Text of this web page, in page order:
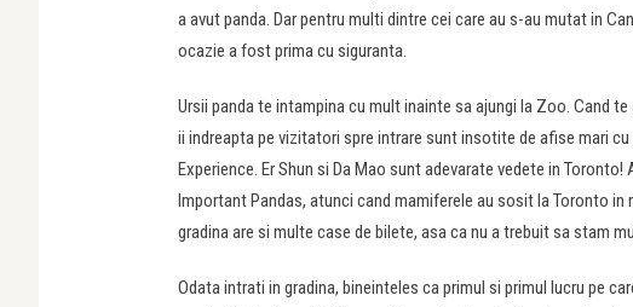
a avut panda. Dar pentru multi dintre cei care au s-au mutat in
ocazie a fost prima cu siguranta.
Ursii panda te intampina cu mult inainte sa ajungi la Zoo. Cand
ii indreapta pe vizitatori spre intrare sunt insotite de afise mari
Experience. Er Shun si Da Mao sunt adevarate vedete in
Important Pandas, atunci cand mamiferele au sosit la Toronto in
gradina are si multe case de bilete, asa ca nu a trebuit sa stam
Odata intrati in gradina, bineinteles ca primul si primul lucru pe